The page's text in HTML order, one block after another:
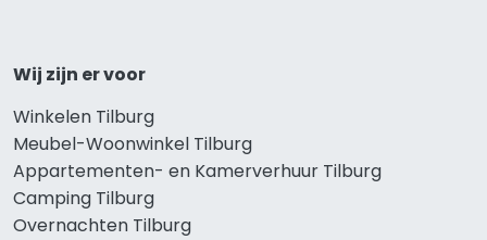
Wij zijn er voor
Winkelen Tilburg
Meubel-Woonwinkel Tilburg
Appartementen- en Kamerverhuur Tilburg
Camping Tilburg
Overnachten Tilburg